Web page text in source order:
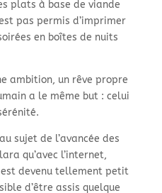
plats à base de viande
pas permis d’imprimer
en boîtes de nuits
ambition, un rêve propre
a le même but : celui
sujet de l’avancée des
qu’avec l’internet,
devenu tellement petit
d’être assis quelque